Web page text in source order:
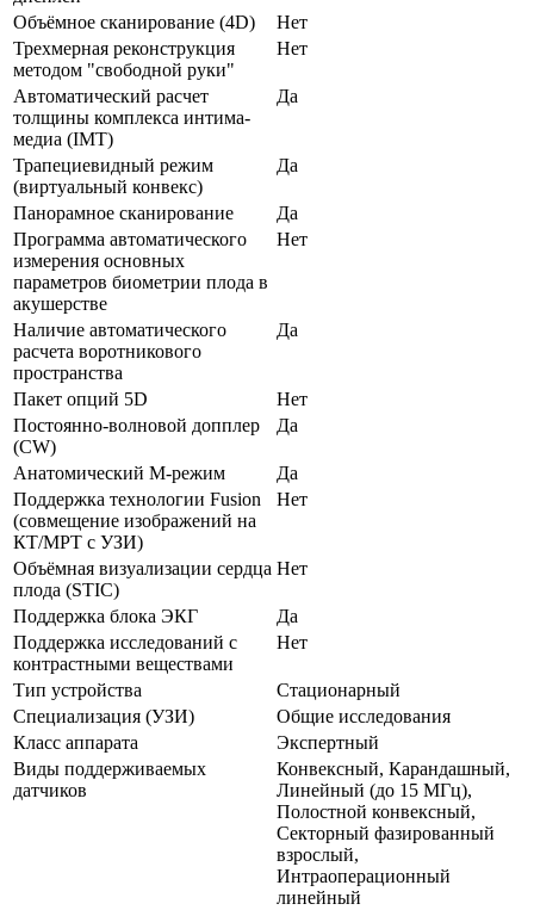
Объёмное сканирование (4D)
Нет
Трехмерная реконструкция
методом "свободной руки"
Нет
Автоматический расчет
толщины комплекса интима-
медиа (IMT)
Да
Трапециевидный режим
(виртуальный конвекс)
Да
Панорамное сканирование
Да
Программа автоматического
измерения основных
параметров биометрии плода в
акушерстве
Нет
Наличие автоматического
расчета воротникового
пространства
Да
Пакет опций 5D
Нет
Постоянно-волновой допплер
(CW)
Да
Анатомический М-режим
Да
Поддержка технологии Fusion
(совмещение изображений на
КТ/МРТ с УЗИ)
Нет
Объёмная визуализации сердца
плода (STIC)
Нет
Поддержка блока ЭКГ
Да
Поддержка исследований с
контрастными веществами
Нет
Тип устройства
Стационарный
Специализация (УЗИ)
Общие исследования
Класс аппарата
Экспертный
Виды поддерживаемых
датчиков
Конвексный, Карандашный,
Линейный (до 15 МГц),
Полостной конвексный,
Секторный фазированный
взрослый,
Интраоперационный
линейный